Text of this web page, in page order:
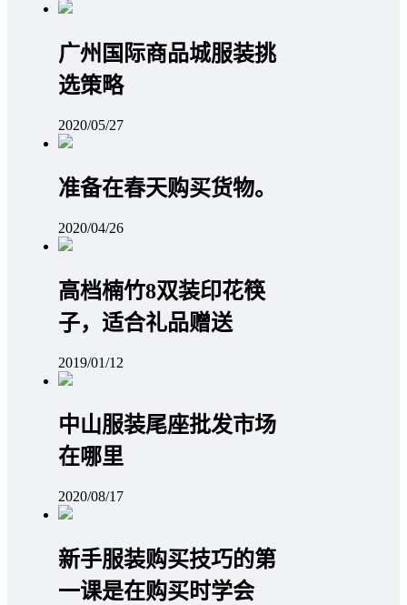
广州国际商品城服装挑
选策略
2020/05/27
准备在春天购买货物。
2020/04/26
高档楠竹8双装印花筷
子，适合礼品赠送
2019/01/12
中山服装尾座批发市场
在哪里
2020/08/17
新手服装购买技巧的第
一课是在购买时学会